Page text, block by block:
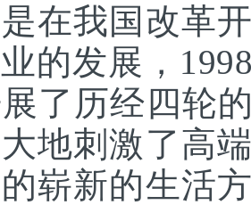
在我国改革
的发展，
了历经四轮
地刺激了高
崭新的生活